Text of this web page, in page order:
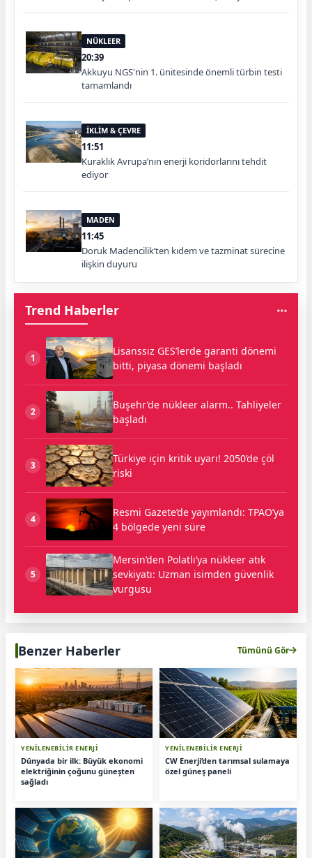
NÜKLEER
20:39
Akkuyu NGS'nin 1. ünitesinde önemli türbin testi
tamamlandı
İKLİM & ÇEVRE
11:51
Kuraklık Avrupa’nın enerji koridorlarını tehdit
ediyor
MADEN
11:45
Doruk Madencilik’ten kıdem ve tazminat sürecine
ilişkin duyuru
Trend Haberler
1
Lisanssız GES’lerde garanti dönemi
bitti, piyasa dönemi başladı
2
Buşehr’de nükleer alarm.. Tahliyeler
başladı
3
Türkiye için kritik uyarı! 2050’de çöl
riski
4
Resmi Gazete’de yayımlandı: TPAO’ya
4 bölgede yeni süre
5
Mersin’den Polatlı’ya nükleer atık
sevkiyatı: Uzman isimden güvenlik
vurgusu
Benzer Haberler Tümünü Gör
YENİLENEBİLİR ENERJİ
Dünyada bir ilk: Büyük ekonomi
elektriğinin çoğunu güneşten
sağladı
YENİLENEBİLİR ENERJİ
CW Enerji’den tarımsal sulamaya
özel güneş paneli